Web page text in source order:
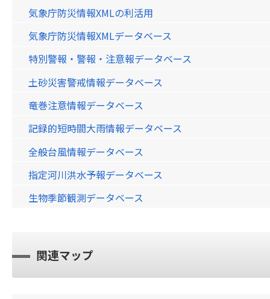
気象庁防災情報XMLの利活用
気象庁防災情報XMLデータベース
特別警報・警報・注意報データベース
土砂災害警戒情報データベース
竜巻注意情報データベース
記録的短時間大雨情報データベース
全般台風情報データベース
指定河川洪水予報データベース
生物季節観測データベース
関連マップ